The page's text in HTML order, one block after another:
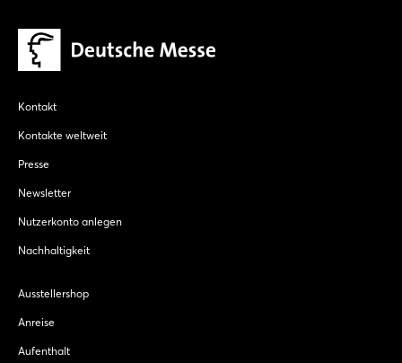
Kontakt
Kontakte weltweit
Presse
Newsletter
Nutzerkonto anlegen
Nachhaltigkeit
Ausstellershop
Anreise
Aufenthalt